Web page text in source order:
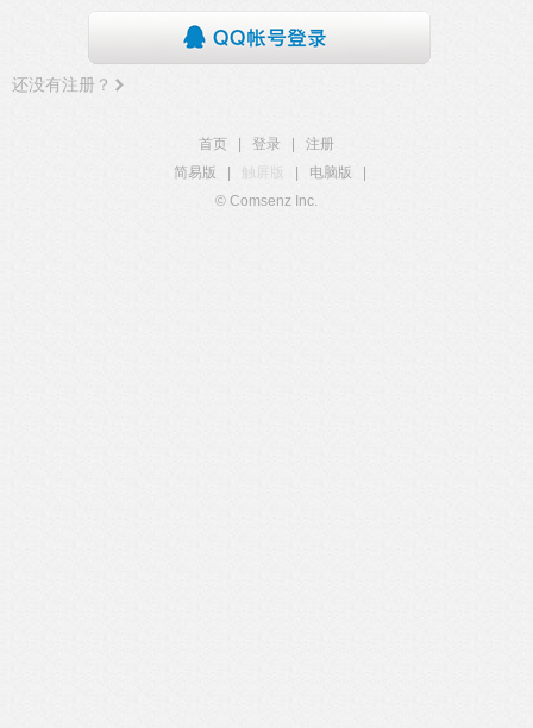
还没有注册？
首页 登录
注册
简易版
触屏版 电脑版
© Comsenz Inc.